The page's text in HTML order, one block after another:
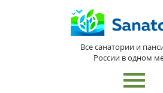
Все санатории и
России в одном